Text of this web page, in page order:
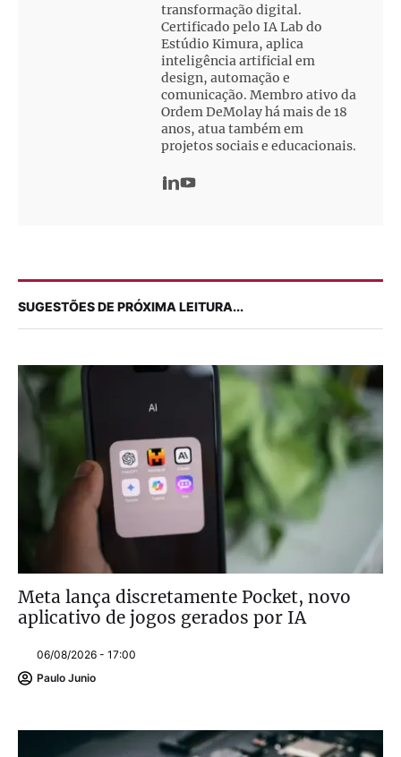
transformação digital.
Certificado pelo IA Lab do
Estúdio Kimura, aplica
inteligência artificial em
design, automação e
comunicação. Membro ativo da
Ordem DeMolay há mais de 18
anos, atua também em
projetos sociais e educacionais.
SUGESTÕES DE PRÓXIMA LEITURA...
Meta lança discretamente Pocket, novo
aplicativo de jogos gerados por IA
06/08/2026 - 17:00
Paulo Junio